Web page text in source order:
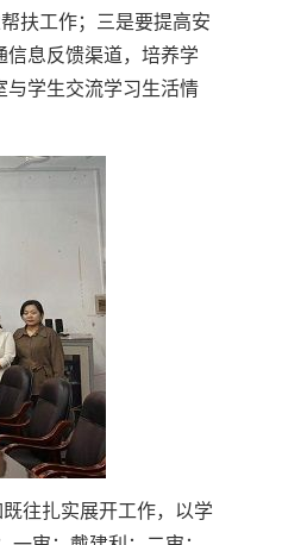
扶工作；三是要提高安
信息反馈渠道，培养学
与学生交流学习生活情
往扎实展开工作，以学